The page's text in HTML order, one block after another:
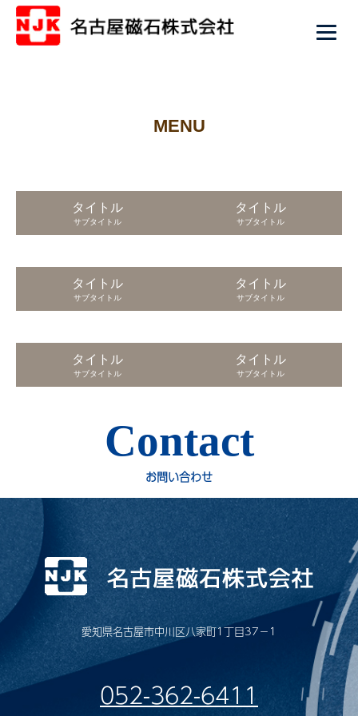
MENU
タイトル
サブタイトル
タイトル
サブタイトル
タイトル
サブタイトル
タイトル
サブタイトル
タイトル
サブタイトル
タイトル
サブタイトル
Contact
お問い合わせ
愛知県名古屋市中川区八家町1丁目37−1
052-362-6411